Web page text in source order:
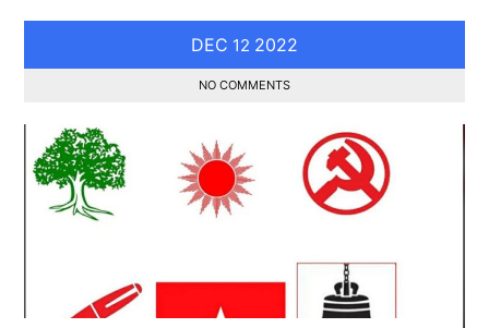
DEC 12 2022
NO COMMENTS